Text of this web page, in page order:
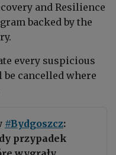
and Resilience
backed by the
every suspicious
cancelled where
#Bydgoszcz:
przypadek